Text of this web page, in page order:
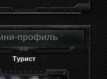
профиль
Турист